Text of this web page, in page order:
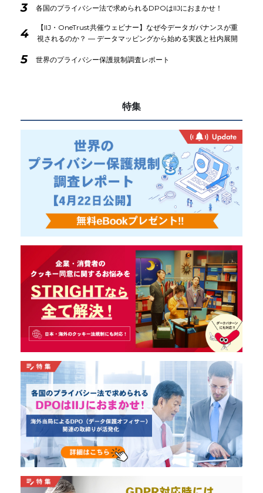
3 各国のプライバシー法で求められるDPOはIIJにおまかせ！
4
【IIJ・OneTrust共催ウェビナー】なぜ今データガバナンスが重
視されるのか？ ― データマッピングから始める実践と社内展開
5 世界のプライバシー保護規制調査レポート
特集